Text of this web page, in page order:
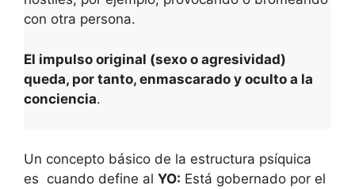
con otra persona.
El impulso original (sexo o agresividad)
queda, por tanto, enmascarado y oculto a la
conciencia.
Un concepto básico de la estructura psíquica
es cuando define al YO: Está gobernado por el